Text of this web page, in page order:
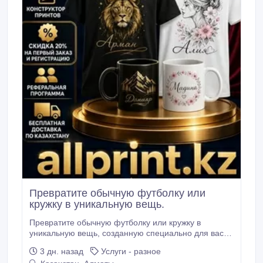
Превратите обычную футболку или
кружку в уникальную вещь.
Превратите обычную футболку или кружку в
уникальную вещь, созданную специально для вас!
кружки с любыми принтами: фотографиями,
3 дн. назад
Услуги - разное